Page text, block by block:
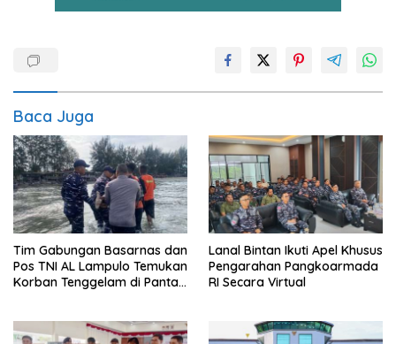
Baca Juga
Tim Gabungan Basarnas dan
Pos TNI AL Lampulo Temukan
Korban Tenggelam di Pantai
Lanal Bintan Ikuti Apel Khusus
Pengarahan Pangkoarmada
RI Secara Virtual